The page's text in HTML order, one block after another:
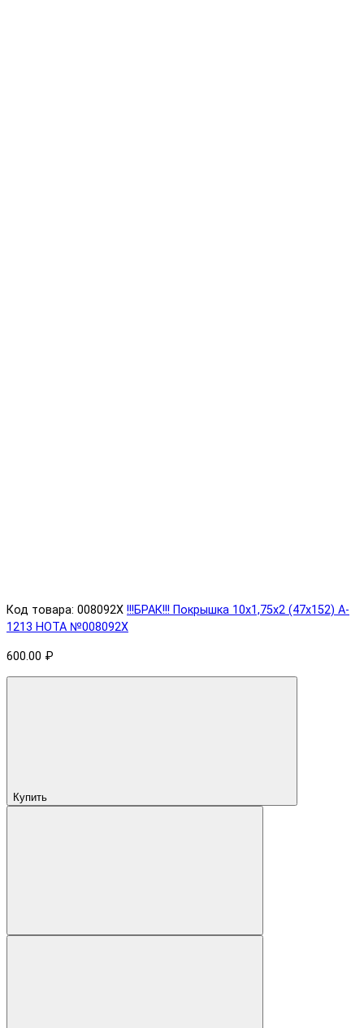
Код товара: 008092X !!!БРАК!!! Покрышка 10х1,75х2 (47x152) A-
1213 HOTA №008092X
600.00 ₽
Купить